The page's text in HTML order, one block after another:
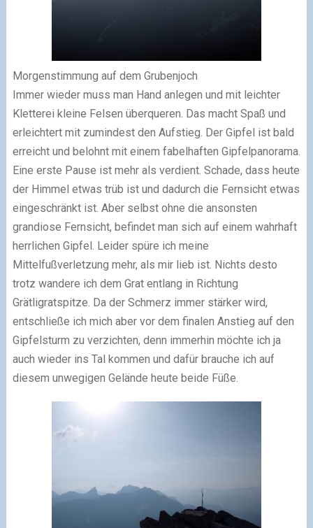
Morgenstimmung auf dem Grubenjoch
Immer wieder muss man Hand anlegen und mit leichter
Kletterei kleine Felsen überqueren. Das macht Spaß und
erleichtert mit zumindest den Aufstieg. Der Gipfel ist bald
erreicht und belohnt mit einem fabelhaften Gipfelpanorama.
Eine erste Pause ist mehr als verdient. Schade, dass heute
der Himmel etwas trüb ist und dadurch die Fernsicht etwas
eingeschränkt ist. Aber selbst ohne die ansonsten
grandiose Fernsicht, befindet man sich auf einem wahrhaft
herrlichen Gipfel. Leider spüre ich meine
Mittelfußverletzung mehr, als mir lieb ist. Nichts desto
trotz wandere ich dem Grat entlang in Richtung
Grätligratspitze. Da der Schmerz immer stärker wird,
entschließe ich mich aber vor dem finalen Anstieg auf den
Gipfelsturm zu verzichten, denn immerhin möchte ich ja
auch wieder ins Tal kommen und dafür brauche ich auf
diesem unwegigen Gelände heute beide Füße.